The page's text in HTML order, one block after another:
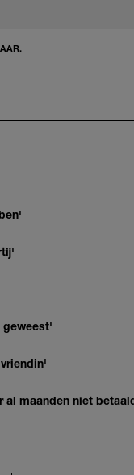
geweest'
al maanden niet